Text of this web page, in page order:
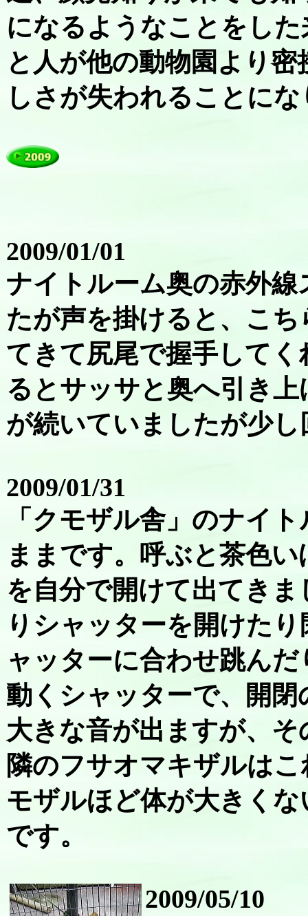
になるようなことをし
と人が他の動物園より
しさが失われることに
2009/01/01
ナイトルーム奥の赤外
たが声を掛けると、こ
てきて尻尾で握手して
るとサッサと奥へ引き
が続いていましたが少
2009/01/31
「クモザル舎」のナイ
ままです。呼ぶと茶色
を自分で開けて出てき
りシャッターを開けた
ャッターに合わせ跳ん
動くシャッターで、開
大きな音が出ますが、
隣のフサオマキザルは
モザルほど体が大きく
です。
2009/05/10